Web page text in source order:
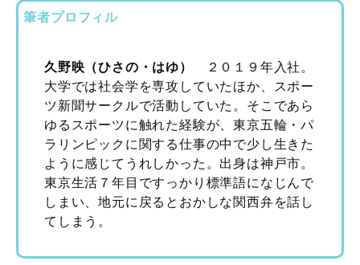
筆者プロフィル
久野映（ひさの・はゆ）
２０１９年入社。
大学では社会学を専攻していたほか、スポー
ツ新聞サークルで活動していた。そこであら
ゆるスポーツに触れた経験が、東京五輪・パ
ラリンピックに関する仕事の中で少し生きた
ように感じてうれしかった。出身は神戸市。
東京生活７年目ですっかり標準語になじんで
しまい、地元に戻るとおかしな関西弁を話し
てしまう。